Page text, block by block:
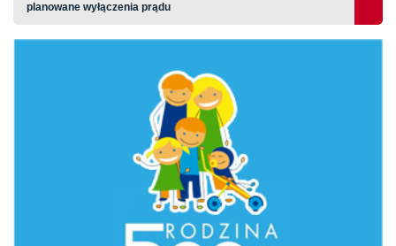
planowane wyłączenia prądu